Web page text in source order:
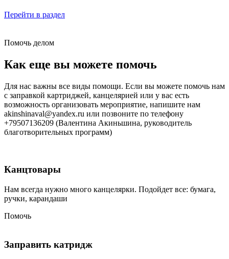
Перейти в раздел
Помочь делом
Как еще вы можете помочь
Для нас важны все виды помощи. Если вы можете помочь нам
с заправкой картриджей, канцелярией или у вас есть
возможность организовать мероприятие, напишите нам
akinshinaval@yandex.ru или позвоните по телефону
+79507136209 (Валентина Акиньшина, руководитель
благотворительных программ)
Канцтовары
Нам всегда нужно много канцелярки. Подойдет все: бумага,
ручки, карандаши
Помочь
Заправить катридж